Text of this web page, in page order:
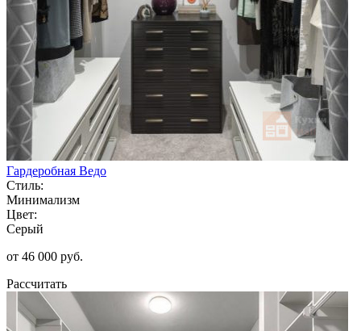
Гардеробная Ведо
Стиль:
Минимализм
Цвет:
Серый
от 46 000 руб.
Рассчитать